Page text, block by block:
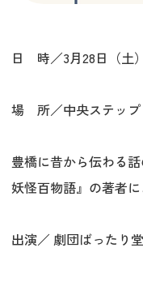
日 時／3月28日（土
場 所／中央ステップ
豊橋に昔から伝わる
妖怪百物語』の著者
出演／ 劇団ばったり堂